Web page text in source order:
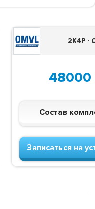
2K4P -
48000
Состав
Записаться на